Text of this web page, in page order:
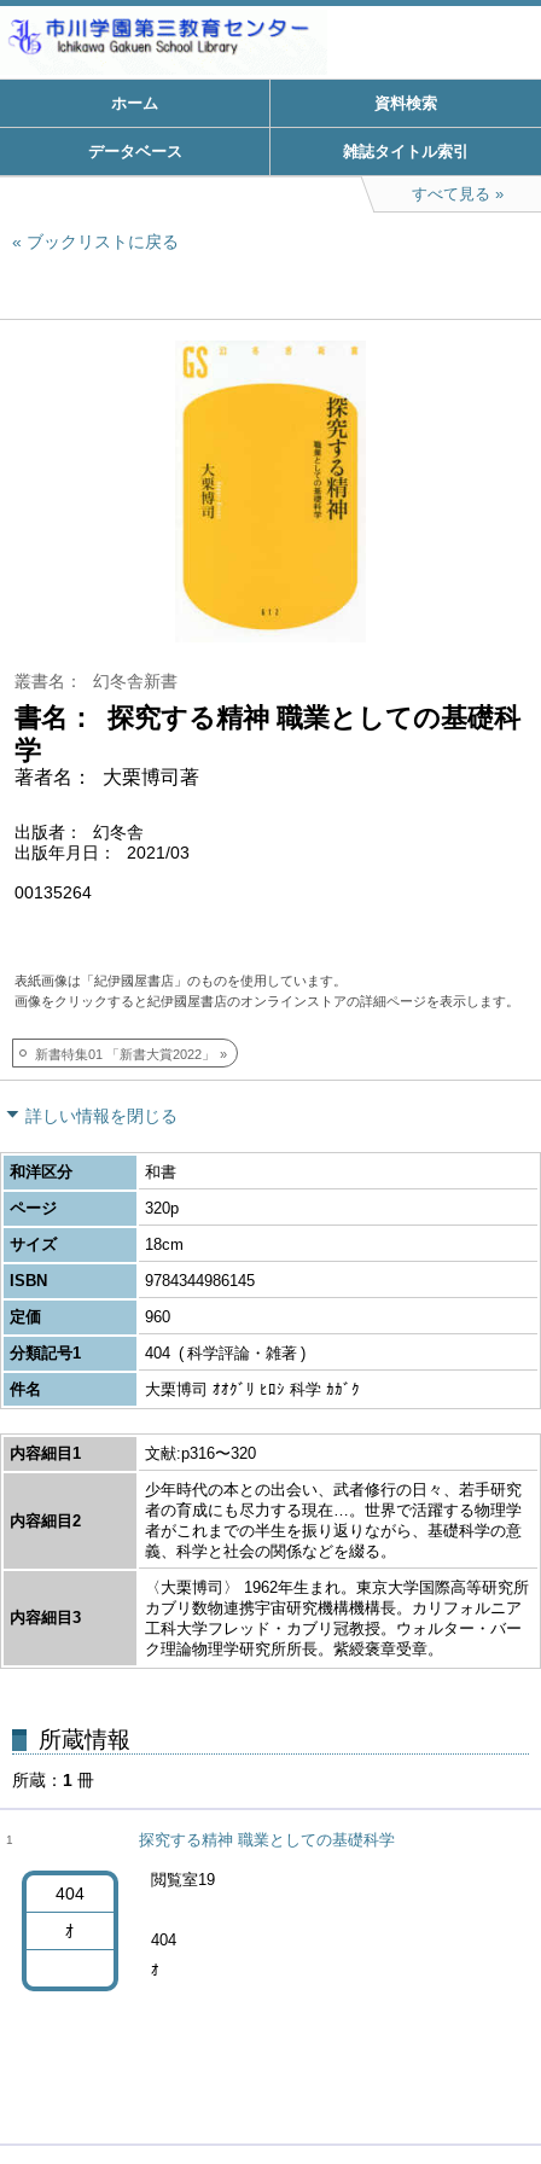
ホーム 資料検索
データベース 雑誌タイトル索引
すべて見る
ブックリストに戻る
叢書名 幻冬舎新書
書名
探究する精神 職業としての基礎科
学
著者名 大栗博司著
出版者
幻冬舎
出版年月日
2021/03
00135264
表紙画像は「紀伊國屋書店」のものを使用しています。
画像をクリックすると紀伊國屋書店のオンラインストアの詳細ページを表示します。
新書特集01 「新書大賞2022」
詳しい情報を閉じる
和洋区分
和書
ページ
320p
サイズ
18cm
ISBN
9784344986145
定価
960
分類記号1
404
科学評論・雑著
件名
大栗博司 ｵｵｸﾞﾘ ﾋﾛｼ 科学 ｶｶﾞｸ
内容細目1 文献:p316〜320
内容細目2
少年時代の本との出会い、武者修行の日々、若手研究
者の育成にも尽力する現在…。世界で活躍する物理学
者がこれまでの半生を振り返りながら、基礎科学の意
義、科学と社会の関係などを綴る。
内容細目3
〈大栗博司〉 1962年生まれ。東京大学国際高等研究所
カブリ数物連携宇宙研究機構機構長。カリフォルニア
工科大学フレッド・カブリ冠教授。ウォルター・バー
ク理論物理学研究所所長。紫綬褒章受章。
所蔵 1 冊
1
404
ｵ
探究する精神 職業としての基礎科学
閲覧室19
404
ｵ